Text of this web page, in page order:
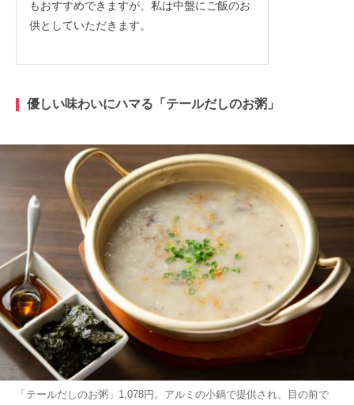
もおすすめできますが、私は中盤にご飯のお
供としていただきます。
優しい味わいにハマる「テールだしのお粥 」
「テールだしのお粥」1,078円。アルミの小鍋で提供され、目の前で